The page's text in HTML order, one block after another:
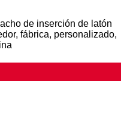
de inserción de latón
fábrica, personalizado,